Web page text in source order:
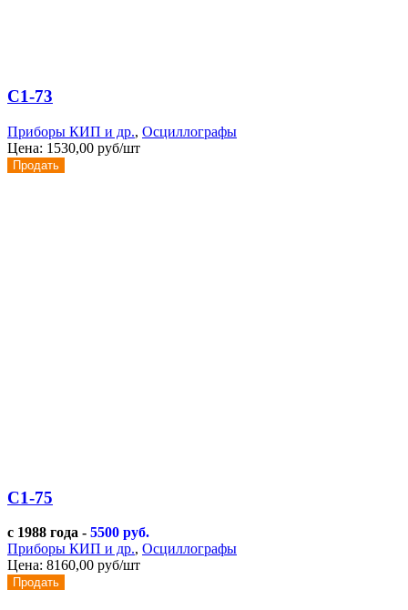
С1-73
Приборы КИП и др., Осциллографы
Цена: 1530,00 руб/шт
Продать
С1-75
с 1988 года - 5500 руб.
Приборы КИП и др., Осциллографы
Цена: 8160,00 руб/шт
Продать